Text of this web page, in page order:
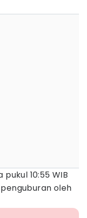
10:55 WIB
oleh